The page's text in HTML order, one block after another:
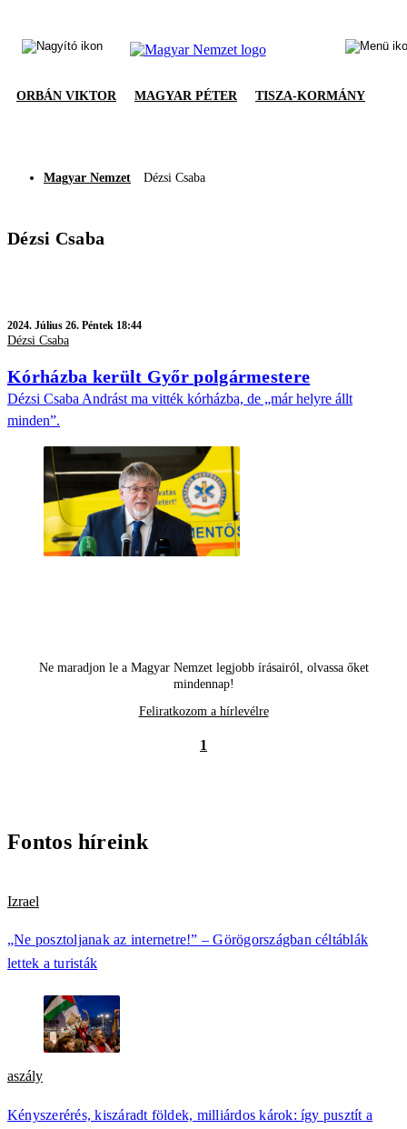
ORBÁN VIKTOR MAGYAR PÉTER TISZA-KORMÁNY
Magyar Nemzet Dézsi Csaba
Dézsi Csaba
2024. Július 26. Péntek 18:44
Dézsi Csaba
Kórházba került Győr polgármestere
Dézsi Csaba Andrást ma vitték kórházba, de „már helyre állt
minden”.
Ne maradjon le a Magyar Nemzet legjobb írásairól, olvassa őket
mindennap!
Feliratkozom a hírlevélre
1
Fontos híreink
Izrael
„Ne posztoljanak az internetre!” – Görögországban céltáblák
lettek a turisták
aszály
Kényszerérés, kiszáradt földek, milliárdos károk: így pusztít a